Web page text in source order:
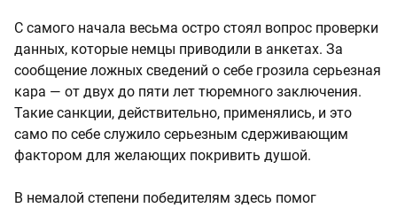
С самого начала весьма остро стоял вопрос проверки
данных, которые немцы приводили в анкетах. За
сообщение ложных сведений о себе грозила серьезная
кара — от двух до пяти лет тюремного заключения.
Такие санкции, действительно, применялись, и это
само по себе служило серьезным сдерживающим
фактором для желающих покривить душой.
В немалой степени победителям здесь помог